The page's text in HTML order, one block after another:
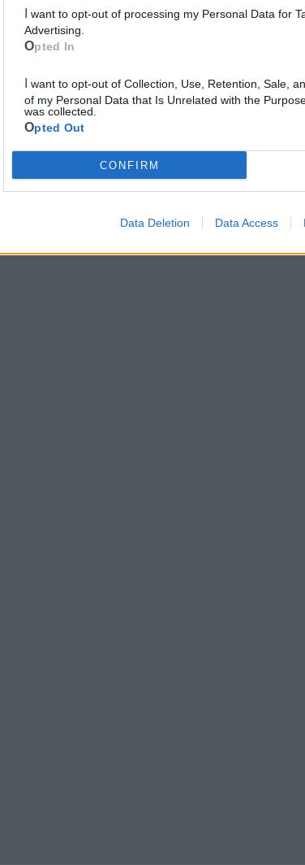
Advertising.
Opted In
of my Personal Data that Is Unrelated with the
was collected.
Opted Out
CONFIRM
Data Deletion Data Access